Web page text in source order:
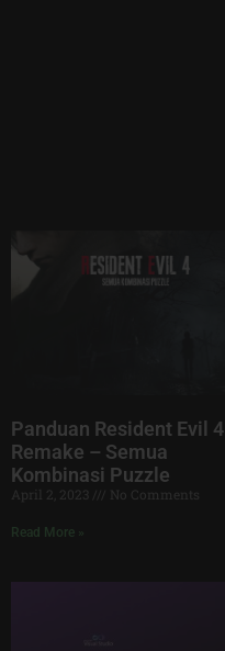
Panduan Resident Evil 4
Remake – Semua
Kombinasi Puzzle
April 2, 2023 No Comments
Read More »